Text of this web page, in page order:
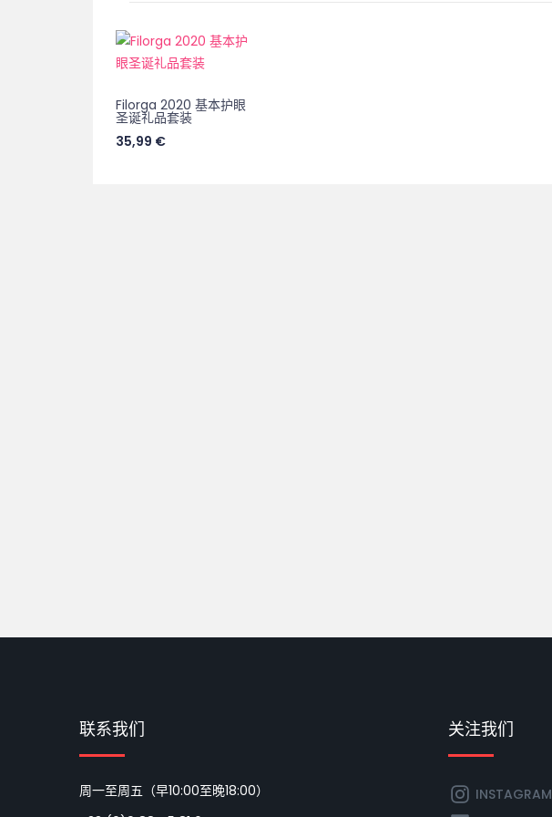
Filorga 2020 基本护眼
圣诞礼品套装
35,99 €
联系我们
周一至周五（早10:00至晚18:00）
关注我们
INSTAGRAM